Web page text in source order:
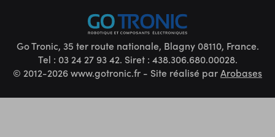
Go Tronic, 35 ter route nationale, Blagny 08110, France.
Tel : 03 24 27 93 42. Siret : 438.306.680.00028.
© 2012-2026 www.gotronic.fr - Site réalisé parArobases